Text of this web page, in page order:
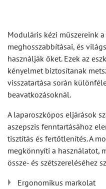
Moduláris kézi műszereink
meghosszabbításai, és
használják őket. Ezek az
kényelmet biztosítanak
visszatartása során
beavatkozásoknál.
A laparoszkópos eljárások
aszepszis fenntartásához
tisztítás és fertőtlenítés. A
megkönnyíti a használatot,
össze- és szétszereléséhez
Ergonomikus markolat